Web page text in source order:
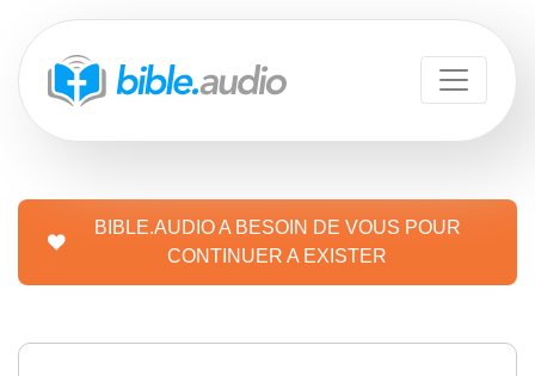
BIBLE.AUDIO A BESOIN DE VOUS POUR
CONTINUER A EXISTER